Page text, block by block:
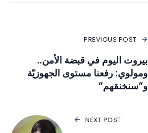
PREVIOUS POST
بيروت اليوم في قبضة الأمن..
ومولوي: رفعنا مستوى الجهوزيّة
و”سنخنقهم”
NEXT POST